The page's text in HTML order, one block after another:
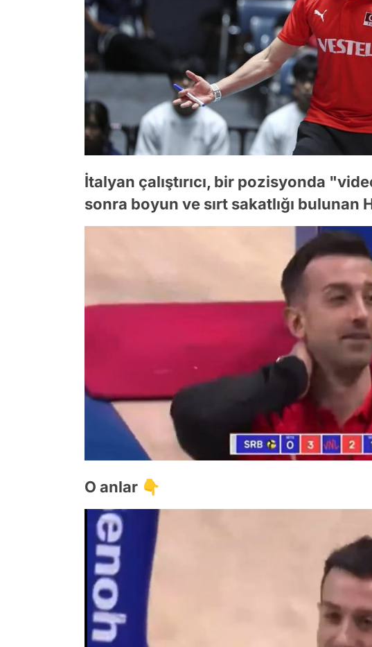
İtalyan çalıştırıcı, bir pozisyonda
sonra boyun ve sırt sakatlığı bulunan
O anlar 👇